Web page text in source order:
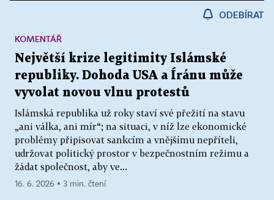
ODEBÍRAT
Největší krize legitimity Islámské
republiky. Dohoda USA a Íránu může
vyvolat novou vlnu protestů
Islámská republika už roky staví své přežití na stavu
„ani válka, ani mír“; na situaci, v níž lze ekonomické
problémy připisovat sankcím a vnějšímu nepříteli,
udržovat politický prostor v bezpečnostním režimu a
žádat společnost, aby ve...
KOMENTÁŘ
16. 6. 2026 ▪ 3 min. čtení